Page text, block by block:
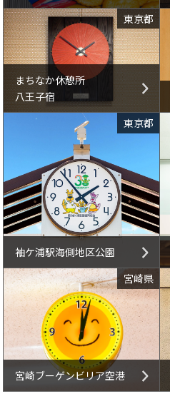
東京都
まちなか休憩所
八王子宿
東京都
袖ケ浦駅海側地区公園
宮崎県
宮崎ブーゲンビリア空港